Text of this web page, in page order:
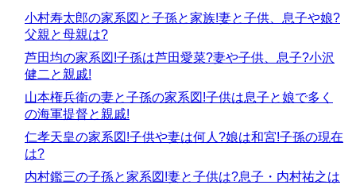
小村寿太郎の家系図と子孫と家族!妻と子供、息子や娘?
父親と母親は?
芦田均の家系図!子孫は芦田愛菜?妻や子供、息子?小沢
健二と親戚!
山本権兵衛の妻と子孫の家系図!子供は息子と娘で多く
の海軍提督と親戚!
仁孝天皇の家系図!子供や妻は何人?娘は和宮!子孫の現在
は?
内村鑑三の子孫と家系図!妻と子供は?息子・内村祐之は